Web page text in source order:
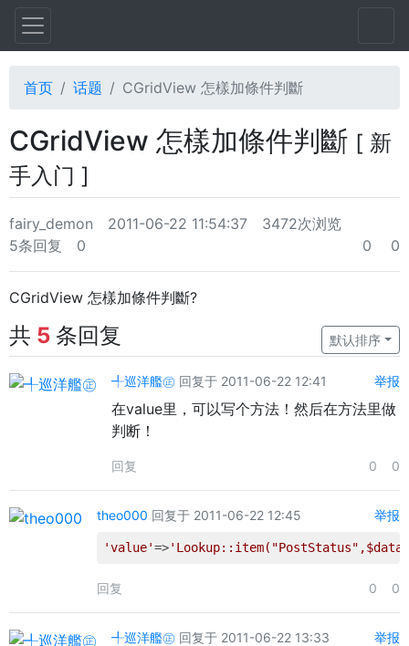
首页 话题 CGridView 怎樣加條件判斷
CGridView 怎樣加條件判斷 [ 新
手入门 ]
fairy_demon 2011-06-22 11:54:37
3472次浏览
5条回复
0 0 0
CGridView 怎樣加條件判斷?
共 5 条回复 默认排序
╃巡洋艦㊣ 回复于 2011-06-22 12:41 举报
在value里，可以写个方法！然后在方法里做
判断！
回复 0 0
theo000 回复于 2011-06-22 12:45 举报
'value'=>
回复 0 0
╃巡洋艦㊣ 回复于 2011-06-22 13:33 举报